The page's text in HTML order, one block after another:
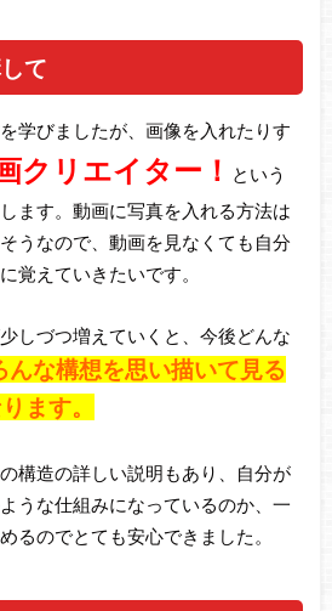
て
学びましたが、画像を入れたりす
クリエイター！
という
ます。動画に写真を入れる方法は
うなので、動画を見なくても自分
覚えていきたいです。
しづつ増えていくと、今後どんな
んな構想を思い描いて見る
ます。
構造の詳しい説明もあり、自分が
うな仕組みになっているのか、一
るのでとても安心できました。